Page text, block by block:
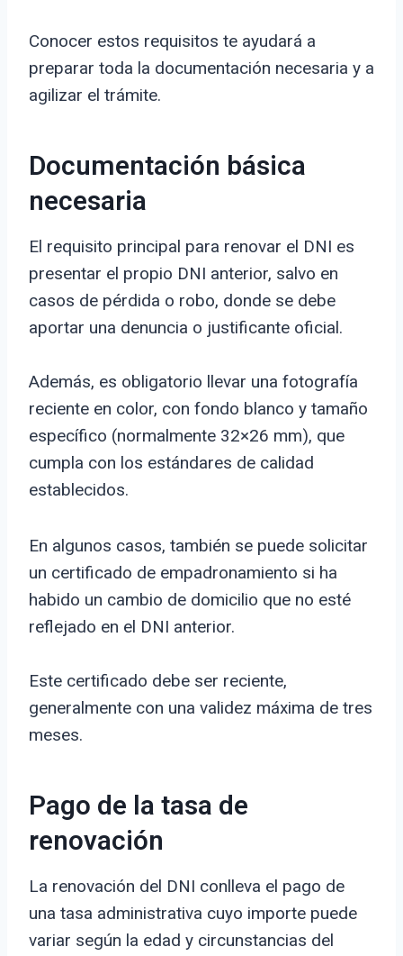
Conocer estos requisitos te ayudará a
preparar toda la documentación necesaria y a
agilizar el trámite.
Documentación básica
necesaria
El requisito principal para renovar el DNI es
presentar el propio DNI anterior, salvo en
casos de pérdida o robo, donde se debe
aportar una denuncia o justificante oficial.
Además, es obligatorio llevar una fotografía
reciente en color, con fondo blanco y tamaño
específico (normalmente 32×26 mm), que
cumpla con los estándares de calidad
establecidos.
En algunos casos, también se puede solicitar
un certificado de empadronamiento si ha
habido un cambio de domicilio que no esté
reflejado en el DNI anterior.
Este certificado debe ser reciente,
generalmente con una validez máxima de tres
meses.
Pago de la tasa de
renovación
La renovación del DNI conlleva el pago de
una tasa administrativa cuyo importe puede
variar según la edad y circunstancias del